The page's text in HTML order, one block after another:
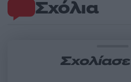
Σχόλια